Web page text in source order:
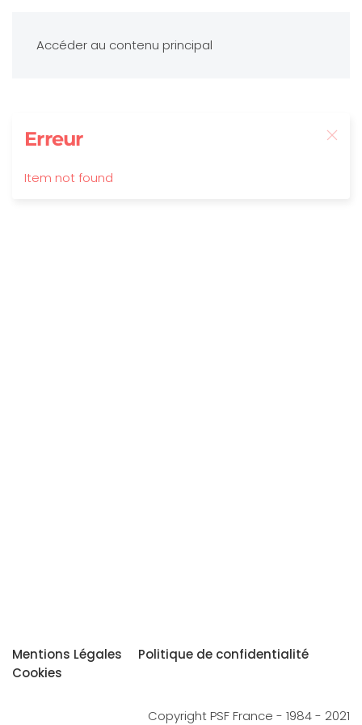
Accéder au contenu principal
Erreur
Item not found
Mentions Légales
Politique de confidentialité
Cookies
Copyright PSF France - 1984 - 2021